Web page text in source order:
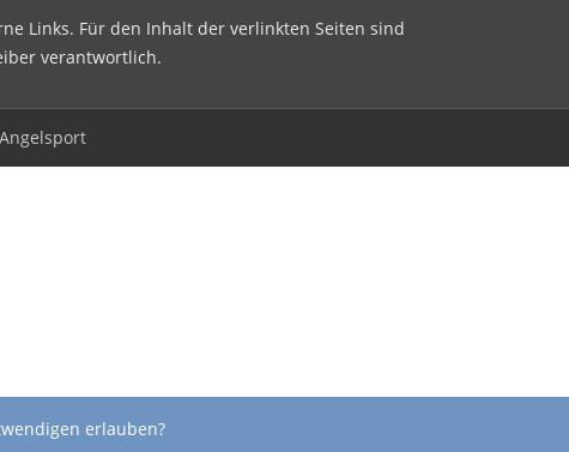
Links. Für den Inhalt der verlinkten Seiten sind
verantwortlich.
erlauben?